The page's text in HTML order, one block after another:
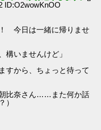
ID:O2wowKnOO
今日は一緒に帰りませ
いませんけど」
すから、ちょっと待って
比奈さん……また何か話
）